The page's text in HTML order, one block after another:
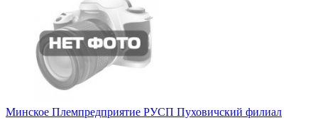
Минское Племпредприятие РУСП Пуховичский филиал